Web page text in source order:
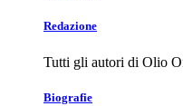
Redazione
Tutti gli autori di Olio
Biografie